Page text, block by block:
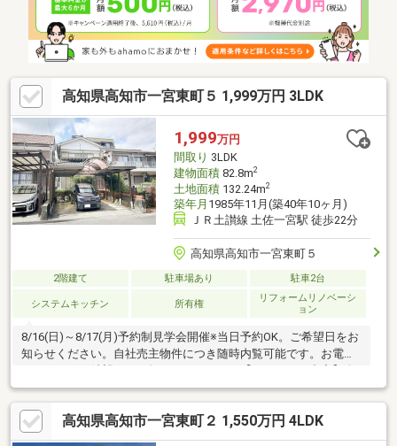
高知県高知市一宮東町５ 1,999万円 3LDK
1,999万円
間取り 3LDK
建物面積82.8m2
土地面積132.24m2
築年月 1985年11月(築40年10ヶ月)
ＪＲ土讃線 土佐一宮駅 徒歩22分
高知県高知市一宮東町５
2階建て 駐車場あり 駐車2台
システムキッチン 所有権
リフォームリノベーシ
ョン
8/16(日)～8/17(月)予約制見学会開催※当日予約OK。ご希望日をお
知らせください。自社売主物件につき随時内覧可能です。お電話
外部工事外壁屋根塗装、駐車幅拡張ほか〇内部工事間取り変更、
システムキッチン・ユニットバス・洗面化粧台・トイレ新品交
換、LDK新設、フローリング施工、クロス張替え、クリーニング
ほか【標準リフォーム内容】シロアリ工防除工事、照明器具交
高知県高知市一宮東町２ 1,550万円 4LDK